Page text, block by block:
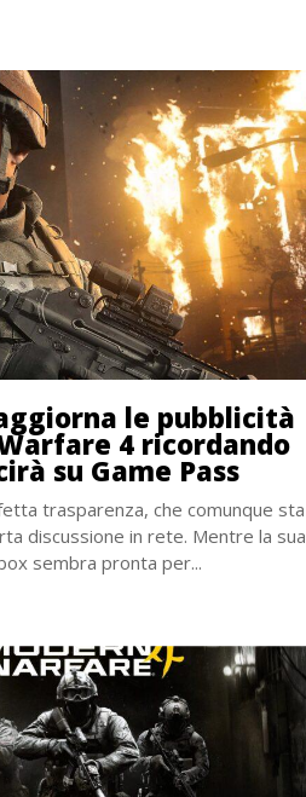
le pubblicità
4 ricordando
su Game Pass
trasparenza, che comunque sta
discussione in rete. Mentre la sua
sembra pronta per...